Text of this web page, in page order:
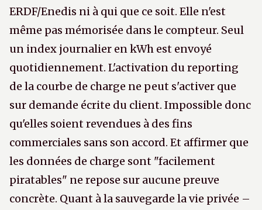
ERDF/Enedis ni à qui que ce soit. Elle n'est
même pas mémorisée dans le compteur. Seul
un index journalier en kWh est envoyé
quotidiennement. L'activation du reporting
de la courbe de charge ne peut s'activer que
sur demande écrite du client. Impossible donc
qu'elles soient revendues à des fins
commerciales sans son accord. Et affirmer que
les données de charge sont "facilement
piratables" ne repose sur aucune preuve
concrète. Quant à la sauvegarde la vie privée –